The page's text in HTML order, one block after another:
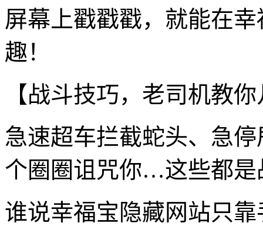
屏幕上戳戳戳，就能在
趣！
【战斗技巧，老司机教
急速超车拦截蛇头、急
个圈圈诅咒你…这些都是
谁说幸福宝隐藏网站只